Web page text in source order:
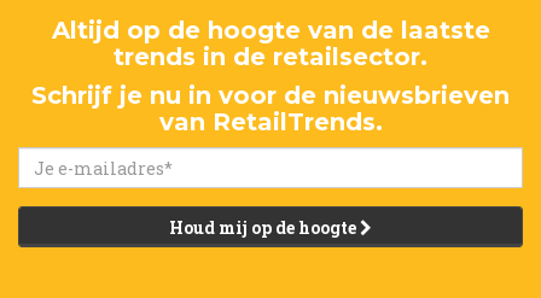
Altijd op de hoogte van de laatste
trends in de retailsector.
Schrijf je nu in voor de nieuwsbrieven
van RetailTrends.
Houd mij op de hoogte